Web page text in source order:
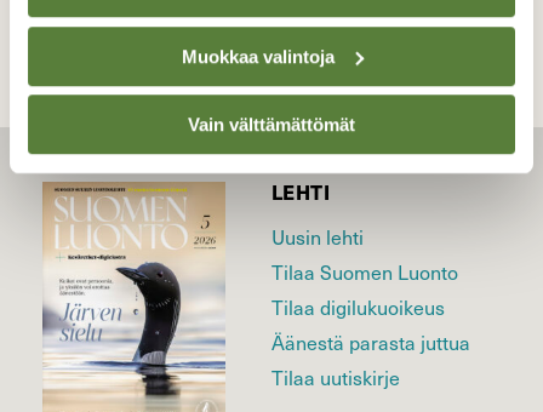
Muokkaa valintoja
Vain välttämättömät
LEHTI
Uusin lehti
Tilaa Suomen Luonto
Tilaa digilukuoikeus
Äänestä parasta juttua
Tilaa uutiskirje